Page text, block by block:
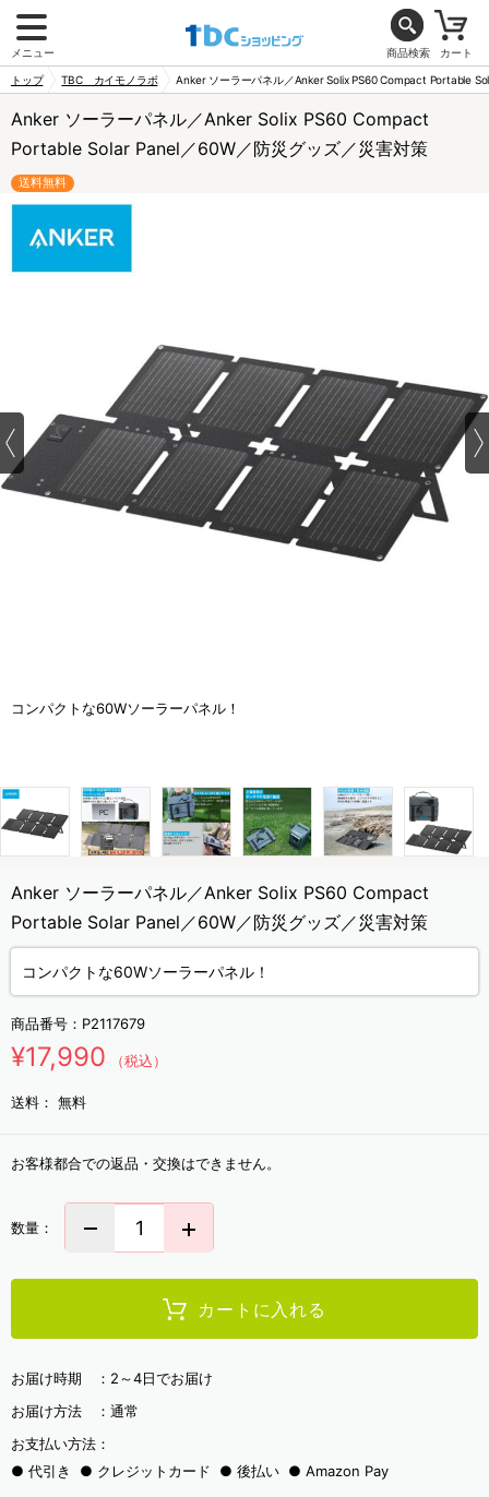
メニュー 商品検索 カート
トップ TBC カイモノラボ Anker ソーラーパネル／Anker Solix PS60 Compact Portable
Anker ソーラーパネル／Anker Solix PS60 Compact
Portable Solar Panel／60W／防災グッズ／災害対策
送料無料
コンパクトな60Wソーラーパネル！
Anker ソーラーパネル／Anker Solix PS60 Compact
Portable Solar Panel／60W／防災グッズ／災害対策
コンパクトな60Wソーラーパネル！
商品番号： P2117679
¥17,990 （税込）
送料： 無料
お客様都合での返品・交換はできません。
数量：
カートに入れる
お届け時期 ： 2～4日でお届け
お届け方法 ： 通常
お支払い方法：
代引き
クレジットカード 後払い Amazon Pay